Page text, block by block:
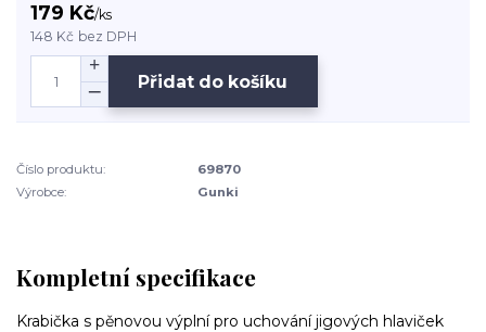
179 Kč/ks
148 Kč bez DPH
Přidat do košíku
Číslo produktu:
69870
Výrobce:
Gunki
Kompletní specifikace
Krabička s pěnovou výplní pro uchování jigových hlaviček